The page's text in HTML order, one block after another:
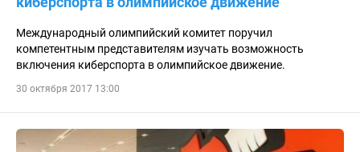
Международный олимпийский комитет поручил
компетентным представителям изучать возможность
включения киберспорта в олимпийское движение.
30 октября 2017 13:00